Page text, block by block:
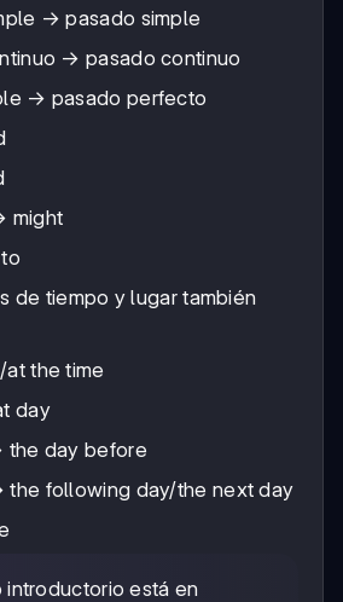
→ pasado simple
→ pasado continuo
→ pasado perfecto
might
de tiempo y lugar también
the time
day
the day before
the following day/the next day
introductorio está en